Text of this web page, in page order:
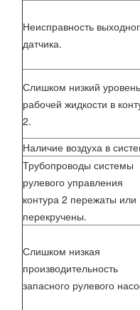
Неисправность
датчика.
Слишком низкий уровень
рабочей жидкости в
2.
Наличие воздуха в
Трубопроводы системы
рулевого управления
контура 2 пережаты или
перекручены.
Слишком низкая
производительность
запасного рулевого